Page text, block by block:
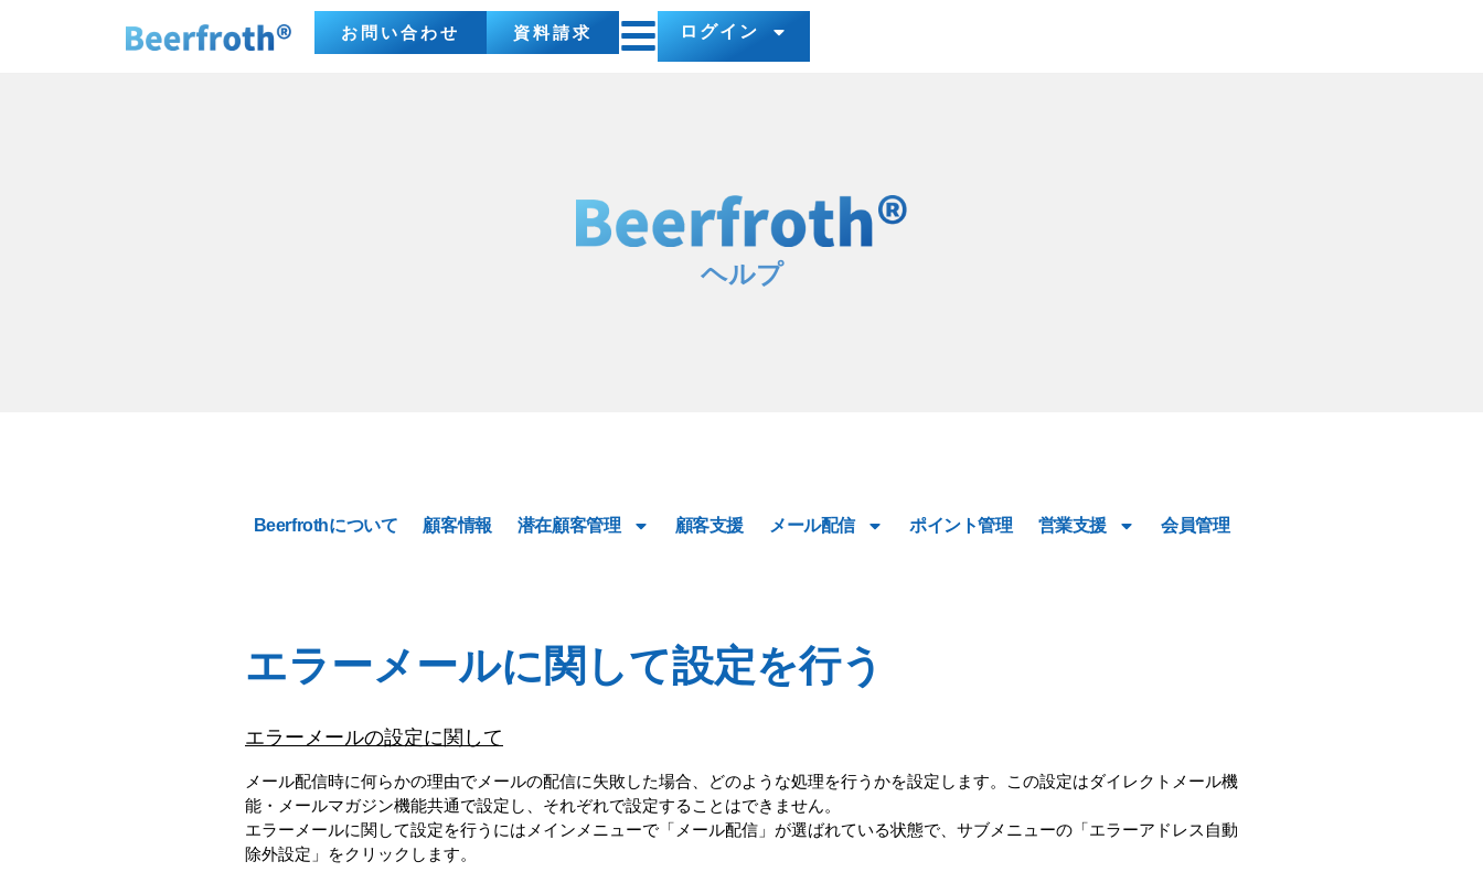
お問い合わせ 資料請求 ログイン
ヘルプ
Beerfrothについて 顧客情報 潜在顧客管理 顧客支援 メール配信 ポイント管理 営業支援 会員管理
エラーメールに関して設定を行う
エラーメールの設定に関して
メール配信時に何らかの理由でメールの配信に失敗した場合、どのような処理を行うかを設定します。この設定はダイレクトメール機
能・メールマガジン機能共通で設定し、それぞれで設定することはできません。
エラーメールに関して設定を行うにはメインメニューで 「メール配信」 が選ばれている状態で、サブメニューの 「エラーアドレス自動
除外設定」
をクリックします。